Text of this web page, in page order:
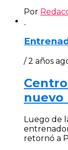
Por
/ 2 años
nuevo
Luego de
retornó a